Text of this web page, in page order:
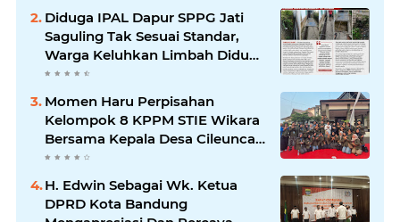
Diduga IPAL Dapur SPPG Jati
Saguling Tak Sesuai Standar,
Warga Keluhkan Limbah Diduga
Mengalir ke Sungai
Momen Haru Perpisahan
Kelompok 8 KPPM STIE Wikara
Bersama Kepala Desa Cileunca
di Kecamatan Bojong
H. Edwin Sebagai Wk. Ketua
DPRD Kota Bandung